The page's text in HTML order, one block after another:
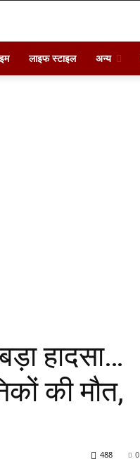
लाइफ स्टाइल अन्य
हादसा…
की मौत,
0
488